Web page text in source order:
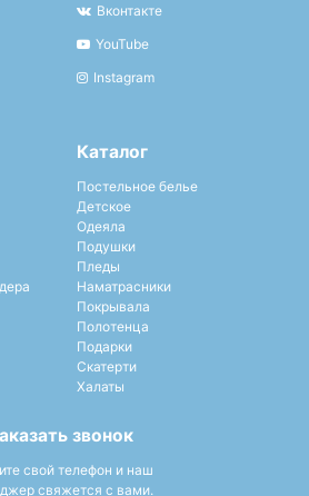
Вконтакте
YouTube
Instagram
Каталог
Постельное белье
Детское
Одеяла
Подушки
Пледы
Наматрасники
Покрывала
Полотенца
Подарки
Скатерти
Халаты
звонок
свой телефон и наш
свяжется с вами.